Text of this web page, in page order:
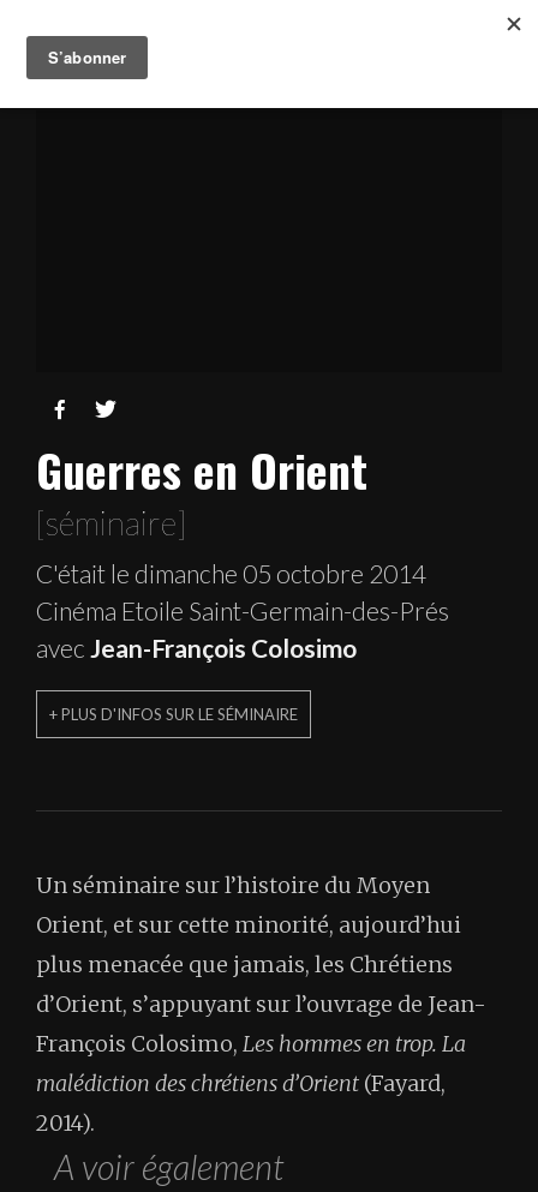
 
Guerres en Orient
[séminaire]
C'était le dimanche 05 octobre 2014
Cinéma Etoile Saint-Germain-des-Prés
avec Jean-François Colosimo
+ PLUS D'INFOS SUR LE SÉMINAIRE
Un séminaire sur l’histoire du Moyen
Orient, et sur cette minorité, aujourd’hui
plus menacée que jamais, les Chrétiens
d’Orient, s’appuyant sur l’ouvrage de Jean-
François Colosimo, Les hommes en trop. La
malédiction des chrétiens d’Orient (Fayard,
2014).
A voir également